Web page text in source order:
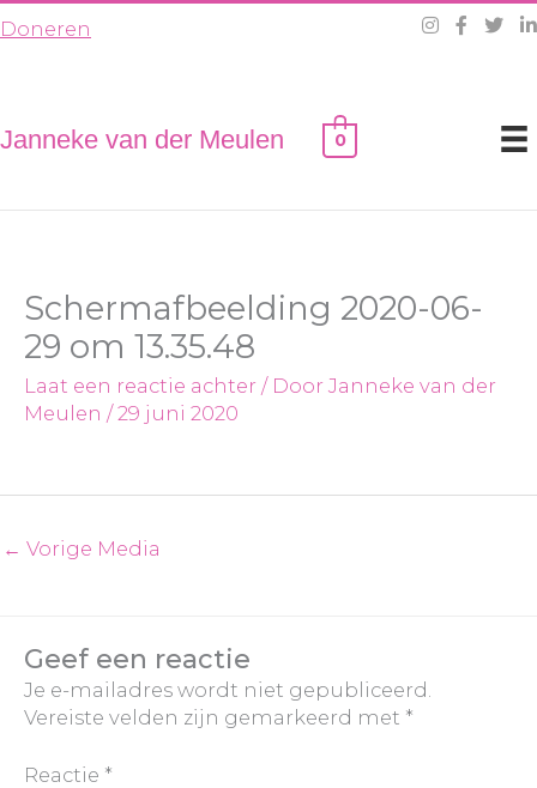
naar
Doneren
Janneke van der Meulen 0
Schermafbeelding 2020-06-
29 om 13.35.48
Laat een reactie achter / Door Janneke van der
Meulen /29 juni 2020
← Vorige Media
Geef een reactie
Je e-mailadres wordt niet gepubliceerd.
Vereiste velden zijn gemarkeerd met *
Reactie *